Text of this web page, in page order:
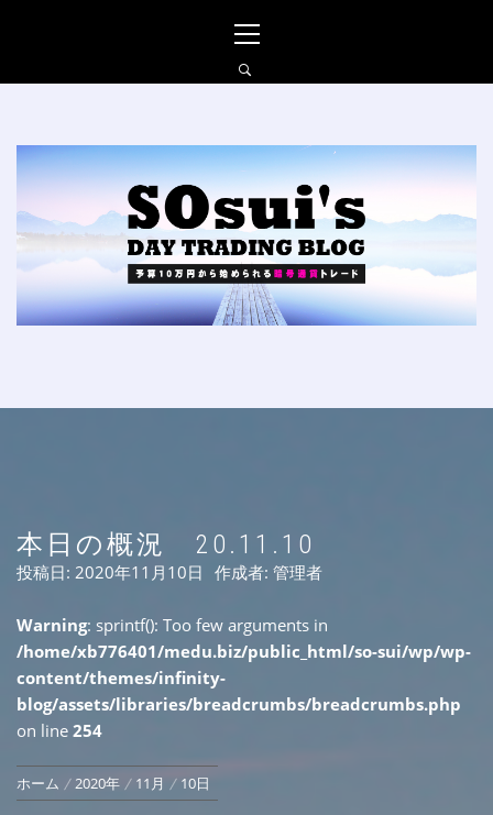
イ
ン
ュ
ー
SO_SUIの仮想通貨FXブ
ログ
本日の概況 20.11.10
投稿日: 2020年11月10日 作成者: 管理者
Warning: sprintf(): Too few arguments in
/home/xb776401/medu.biz/public_html/so-sui/wp/wp-
content/themes/infinity-
blog/assets/libraries/breadcrumbs/breadcrumbs.php
on line 254
ホーム 2020年 11月 10日